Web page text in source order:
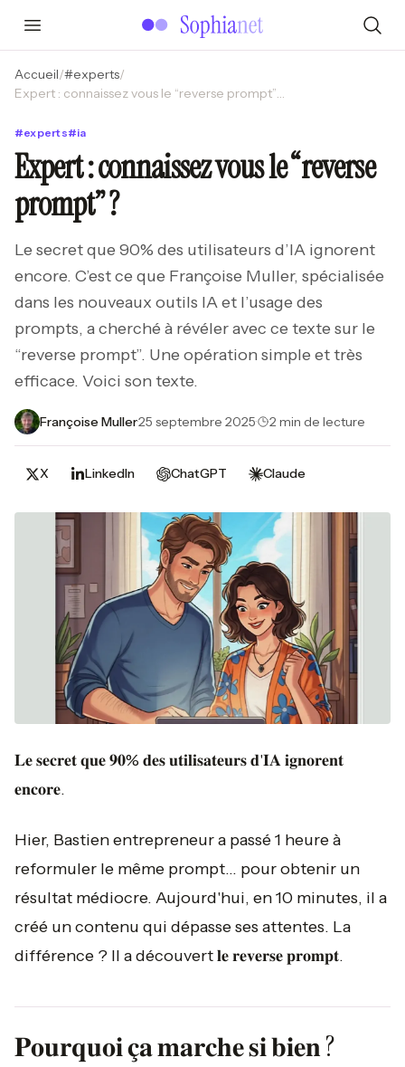
Accueil/#experts/
Expert : connaissez vous le “reverse prompt” ?
#experts#ia
Expert : connaissez vous le “reverse
prompt” ?
Le secret que 90% des utilisateurs d’IA ignorent
encore. C’est ce que Françoise Muller, spécialisée
dans les nouveaux outils IA et l’usage des
prompts, a cherché à révéler avec ce texte sur le
“reverse prompt”. Une opération simple et très
efficace. Voici son texte.
Françoise Muller·25 septembre 2025· 2 min de lecture
X LinkedIn ChatGPT Claude
𝐋𝐞 𝐬𝐞𝐜𝐫𝐞𝐭 𝐪𝐮𝐞 𝟗𝟎% 𝐝𝐞𝐬 𝐮𝐭𝐢𝐥𝐢𝐬𝐚𝐭𝐞𝐮𝐫𝐬 𝐝'𝐈𝐀 𝐢𝐠𝐧𝐨𝐫𝐞𝐧𝐭
𝐞𝐧𝐜𝐨𝐫𝐞.
Hier, Bastien entrepreneur a passé 1 heure à
reformuler le même prompt... pour obtenir un
résultat médiocre. Aujourd'hui, en 10 minutes, il a
créé un contenu qui dépasse ses attentes. La
différence ? Il a découvert 𝐥𝐞 𝐫𝐞𝐯𝐞𝐫𝐬𝐞 𝐩𝐫𝐨𝐦𝐩𝐭.
𝐏𝐨𝐮𝐫𝐪𝐮𝐨𝐢 𝐜̧𝐚 𝐦𝐚𝐫𝐜𝐡𝐞 𝐬𝐢 𝐛𝐢𝐞𝐧 ?